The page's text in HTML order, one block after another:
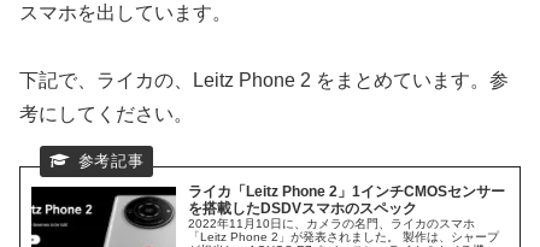
スマホを出しています。
下記で、ライカの、Leitz Phone 2 をまとめています。参
考にしてください。
ライカ「Leitz Phone 2」1インチCMOSセンサー
を搭載したDSDVスマホのスペック
2022年11月10日に、カメラの名門、ライカのスマホ
「Leitz Phone 2」が発表されました。 製作は、シャープ